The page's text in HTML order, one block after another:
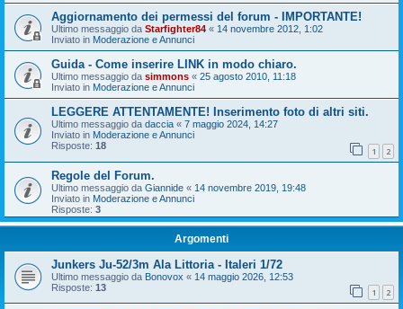
Aggiornamento dei permessi del forum - IMPORTANTE!
Ultimo messaggio da Starfighter84 « 14 novembre 2012, 1:02
Inviato in Moderazione e Annunci
Guida - Come inserire LINK in modo chiaro.
Ultimo messaggio da simmons « 25 agosto 2010, 11:18
Inviato in Moderazione e Annunci
LEGGERE ATTENTAMENTE! Inserimento foto di altri siti.
Ultimo messaggio da daccia « 7 maggio 2024, 14:27
Inviato in Moderazione e Annunci
Risposte: 18 1 2
Regole del Forum.
Ultimo messaggio da Giannide « 14 novembre 2019, 19:48
Inviato in Moderazione e Annunci
Risposte: 3
Argomenti
Junkers Ju-52/3m Ala Littoria - Italeri 1/72
Ultimo messaggio da Bonovox « 14 maggio 2026, 12:53
Risposte: 13 1 2